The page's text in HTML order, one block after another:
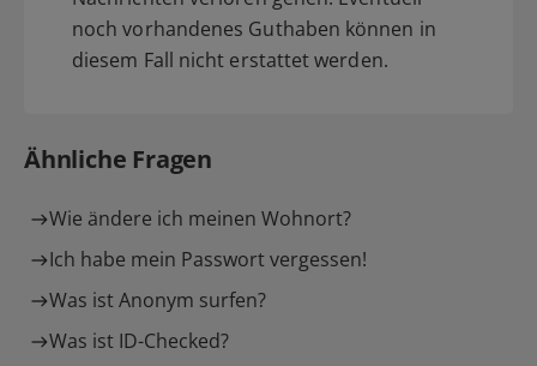
noch vorhandenes Guthaben können in
diesem Fall nicht erstattet werden.
Ähnliche Fragen
Wie ändere ich meinen Wohnort?
Ich habe mein Passwort vergessen!
Was ist Anonym surfen?
Was ist ID-Checked?